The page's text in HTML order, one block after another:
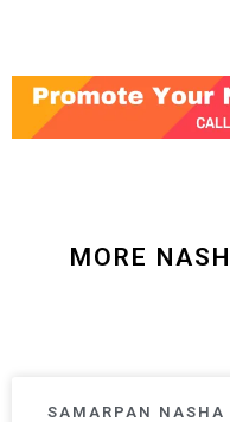
MORE
SAMARPAN NASHA